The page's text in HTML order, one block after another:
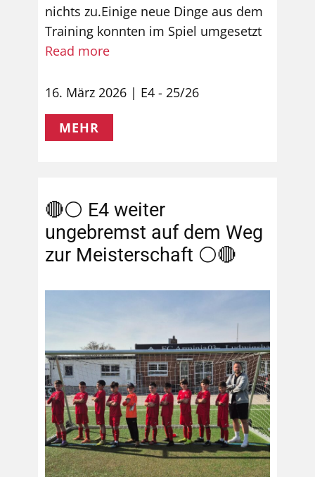
nichts zu.Einige neue Dinge aus dem
Training konnten im Spiel umgesetzt
Read more
16. März 2026 E4 - 25/26
MEHR
🔴⚪️ E4 weiter
ungebremst auf dem Weg
zur Meisterschaft ⚪️🔴